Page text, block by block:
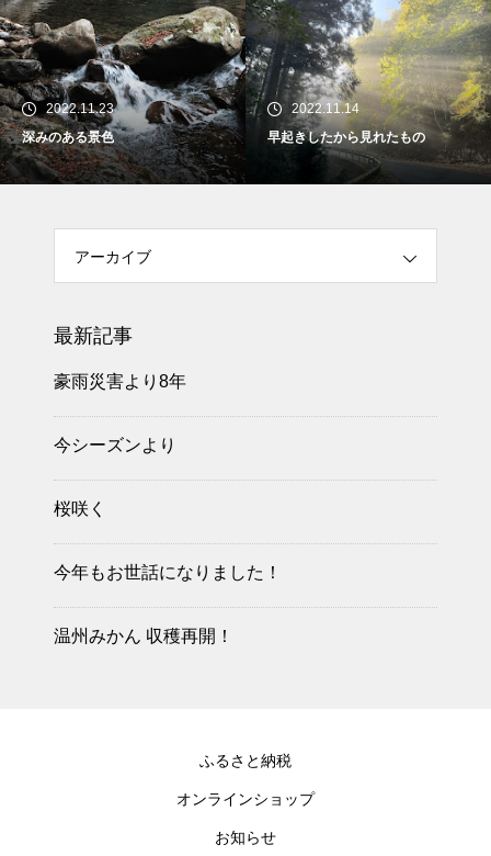
2022.11.23
深みのある景色
2022.11.14
早起きしたから見れたもの
アーカイブ
最新記事
豪雨災害より8年
今シーズンより
桜咲く
今年もお世話になりました！
温州みかん 収穫再開！
ふるさと納税
オンラインショップ
お知らせ